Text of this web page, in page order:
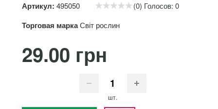
Артикул: 495050 (0) Голосов: 0
Торговая маркаСвіт рослин
29.00 грн
шт.